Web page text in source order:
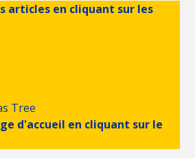
articles en cliquant sur les
Tree
d'accueil en cliquant sur le